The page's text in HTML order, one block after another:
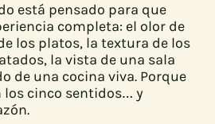
está pensado para que
completa: el olor de
los platos, la textura de los
la vista de una sala
de una cocina viva. Porque
los cinco sentidos… y